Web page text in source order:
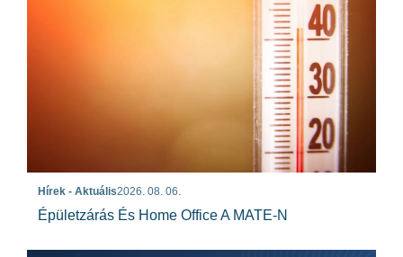
Hírek - Aktuális2026. 08. 06.
Épületzárás És Home Office A MATE-N